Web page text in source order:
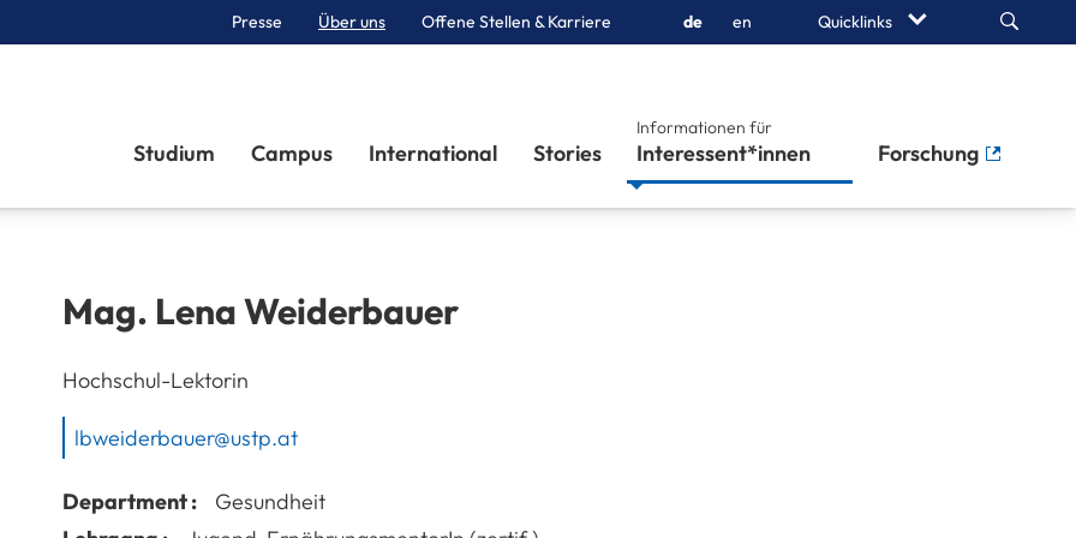
Presse Über uns Offene Stellen & Karriere de en Quicklinks Search
Studium Campus International Stories
Informationen für
Interessent*innen Forschung
Mag. LenaWeiderbauer
Hochschul-Lektorin
lbweiderbauer@ustp.at
Department :
Gesundheit